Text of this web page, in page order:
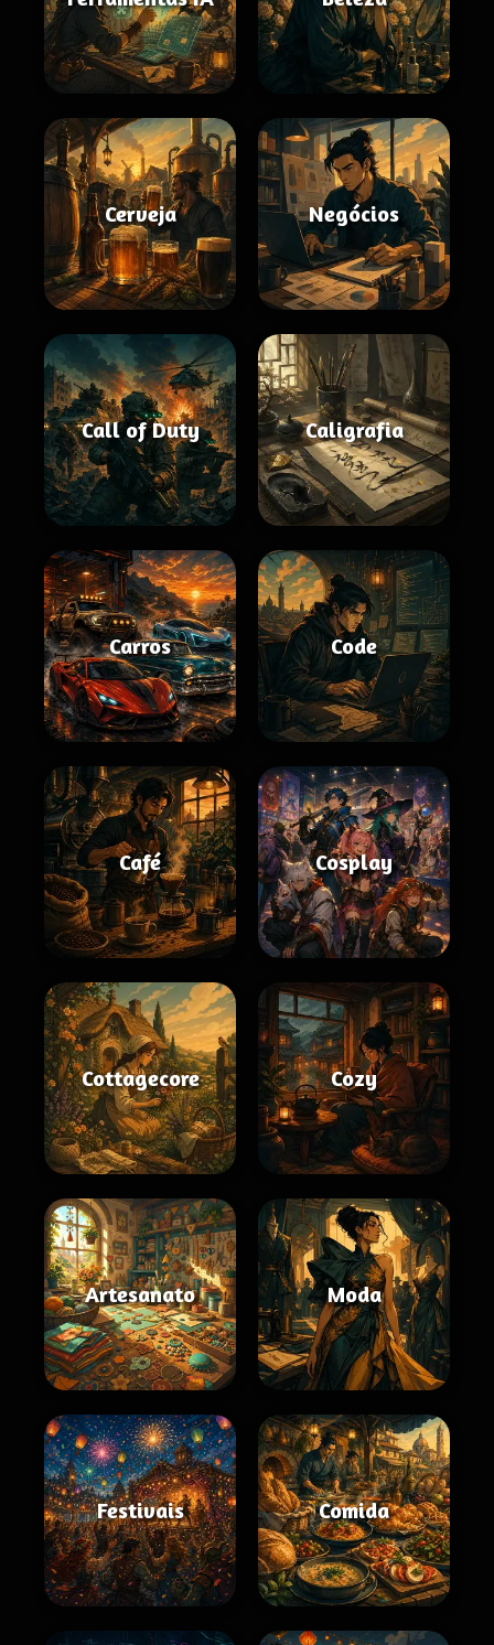
Cerveja Negócios
Call of Duty Caligrafia
Carros Code
Café Cosplay
Cottagecore Cozy
Artesanato Moda
Festivais Comida